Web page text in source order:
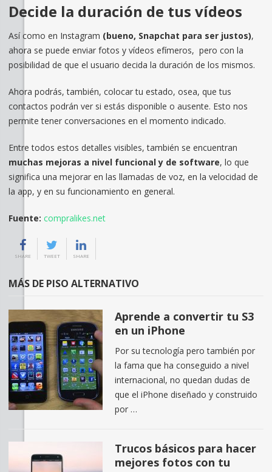
Decide la duración de tus vídeos
Así como en Instagram (bueno, Snapchat para ser justos),
ahora se puede enviar fotos y vídeos efímeros, pero con la
posibilidad de que el usuario decida la duración de los mismos.
Ahora podrás, también, colocar tu estado, osea, que tus
contactos podrán ver si estás disponible o ausente. Esto nos
permite tener conversaciones en el momento indicado.
Entre todos estos detalles visibles, también se encuentran
muchas mejoras a nivel funcional y de software, lo que
significa una mejorar en las llamadas de voz, en la velocidad de
la app, y en su funcionamiento en general.
Fuente: compralikes.net
SHARE TWEET SHARE
MÁS DE PISO ALTERNATIVO
Aprende a convertir tu S3
en un iPhone
Por su tecnología pero también por
la fama que ha conseguido a nivel
internacional, no quedan dudas de
que el iPhone diseñado y construido
por …
Trucos básicos para hacer
mejores fotos con tu